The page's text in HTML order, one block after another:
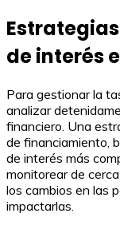
de interés
Para gestionar la
analizar
financiero. Una
de financiamiento,
de interés más
monitorear de
los cambios en las
impactarlas.